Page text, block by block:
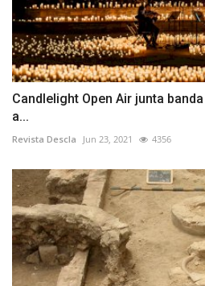
Candlelight Open Air junta
a...
Revista Descla Jun 23, 2021 4356